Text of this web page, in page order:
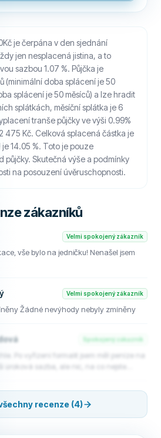
je čerpána v den sjednání
jen nesplacená jistina, a to
sazbou 1.07 %. Půjčka je
(minimální doba splácení je 50
splácení je 50 měsíců) a lze hradit
splátkách, měsíční splátka je 6
tranše půjčky ve výši 0.99%
475 Kč. Celková splacená částka je
je 14.05 %. Toto je pouze
půjčky. Skutečná výše a podmínky
na posouzení úvěruschopnosti.
zákazníků
Velmi spokojený zákazník
bylo na jedničku! Nenašel jsem
Velmi spokojený zákazník
Žádné výhody nebyly zmíněny Žádné nevýhody nebyly zmíněny
Spokojený zákazník
Po vyřízení formalit jsem měl peníze na
recenze (4)